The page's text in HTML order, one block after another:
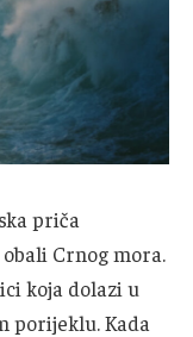
priča
Crnog mora.
koja dolazi u
porijeklu. Kada